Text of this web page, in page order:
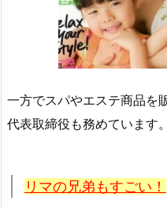
一方でスパやエステ商品を
代表取締役も務めています。
リマの兄弟もすごい！